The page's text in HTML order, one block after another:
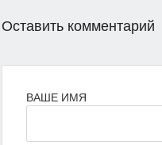
Оставить комментарий
ВАШЕ ИМЯ